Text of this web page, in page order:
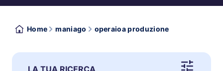
Home maniago operaioa produzione
LA TUA RICERCA